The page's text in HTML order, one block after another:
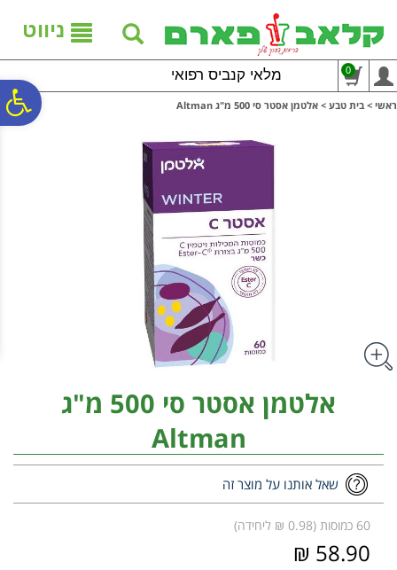
נגישות
אתר
המרכזי
ניווט
מלאי קנביס רפואי 0
ראשי > בית טבע > אלטמן אסטר סי 500 מ"ג Altman
אלטמן אסטר סי 500 מ"ג
Altman
שאל אותנו על מוצר זה
60 כמוסות (0.98 ₪ ליחידה)
58.90 ₪